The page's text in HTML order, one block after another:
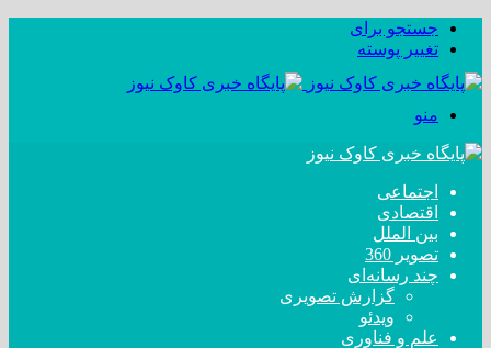
جستجو برای
تغییر پوسته
منو
اجتماعی
اقتصادی
بین الملل
تصویر 360
چند رسانه‌ای
گزارش تصویری
ویدئو
علم و فناوری